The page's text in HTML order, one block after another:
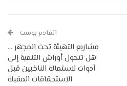
القادم بوست
مشاريع التهيئة تحت المجهر …
هل تتحول أوراش التنمية إلى
أدوات لاستمالة الناخبين قبل
الاستحقاقات المقبلة